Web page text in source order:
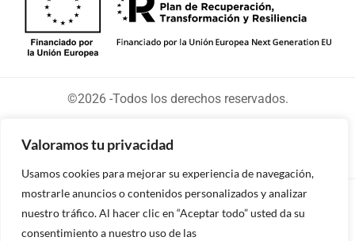
Valoramos tu privacidad
Usamos cookies para mejorar su experiencia de navegación,
mostrarle anuncios o contenidos personalizados y analizar
nuestro tráfico. Al hacer clic en “Aceptar todo” usted da su
consentimiento a nuestro uso de las
©2026 -Todos los derechos reservados.
Diseñado y desarrollado por tu equipo Imedia
Comunicación